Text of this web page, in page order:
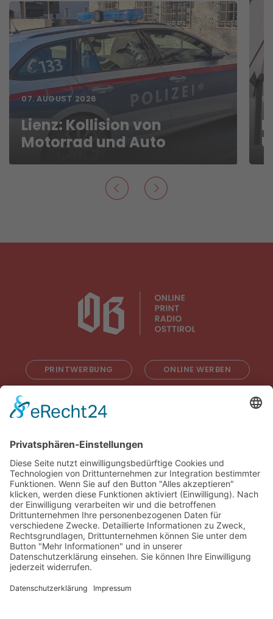
07. AUGUST 2026
Lienz: Kollision von
Motorrad und Auto
PRINTWERBUNG ONLINE WERBEN
Impressum